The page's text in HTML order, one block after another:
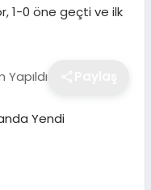
1-0 öne geçti ve ilk
Yapıldı